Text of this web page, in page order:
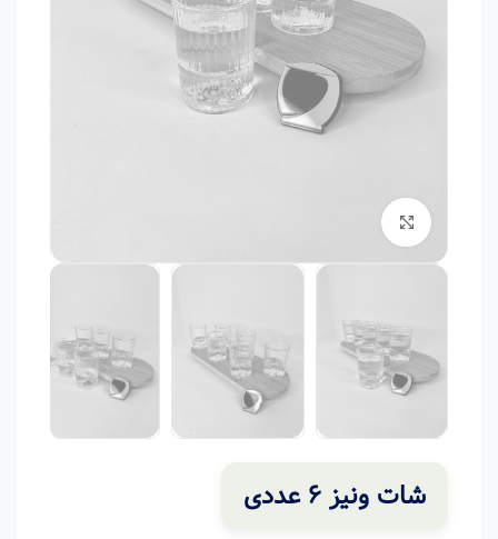
برای بزرگنمایی کلیک کنید
شات ونیز 6 عددی